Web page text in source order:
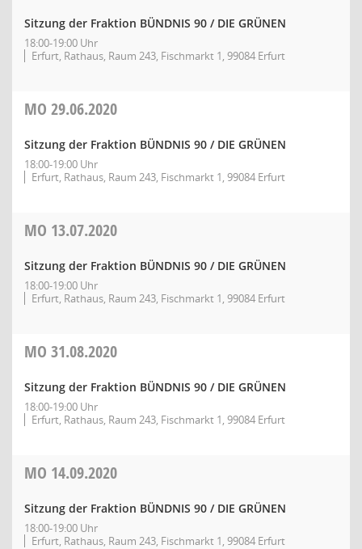
Sitzung der Fraktion BÜNDNIS 90 / DIE GRÜNEN
18:00-19:00 Uhr
Erfurt, Rathaus, Raum 243, Fischmarkt 1, 99084 Erfurt
MO 29.06.2020
Sitzung der Fraktion BÜNDNIS 90 / DIE GRÜNEN
18:00-19:00 Uhr
Erfurt, Rathaus, Raum 243, Fischmarkt 1, 99084 Erfurt
MO 13.07.2020
Sitzung der Fraktion BÜNDNIS 90 / DIE GRÜNEN
18:00-19:00 Uhr
Erfurt, Rathaus, Raum 243, Fischmarkt 1, 99084 Erfurt
MO 31.08.2020
Sitzung der Fraktion BÜNDNIS 90 / DIE GRÜNEN
18:00-19:00 Uhr
Erfurt, Rathaus, Raum 243, Fischmarkt 1, 99084 Erfurt
MO 14.09.2020
Sitzung der Fraktion BÜNDNIS 90 / DIE GRÜNEN
18:00-19:00 Uhr
Erfurt, Rathaus, Raum 243, Fischmarkt 1, 99084 Erfurt